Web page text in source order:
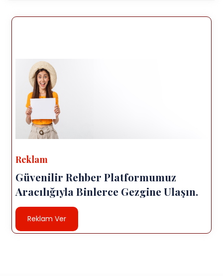
Reklam
Güvenilir Rehber Platformumuz
Aracılığıyla Binlerce Gezgine Ulaşın.
Reklam Ver